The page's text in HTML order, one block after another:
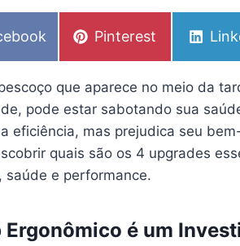
S
a
r
e
o
n
Pinterest
S
a
r
e
o
n
que aparece no meio da
pode estar sabotando sua
eficiência, mas prejudica seu
quais são os 4 upgrades
e performance.
é um